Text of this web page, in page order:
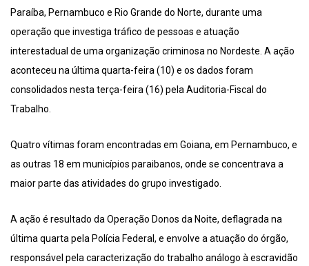
Paraíba, Pernambuco e Rio Grande do Norte, durante uma
operação que investiga tráfico de pessoas e atuação
interestadual de uma organização criminosa no Nordeste. A ação
aconteceu na última quarta-feira (10) e os dados foram
consolidados nesta terça-feira (16) pela Auditoria-Fiscal do
Trabalho.
Quatro vítimas foram encontradas em Goiana, em Pernambuco, e
as outras 18 em municípios paraibanos, onde se concentrava a
maior parte das atividades do grupo investigado.
A ação é resultado da Operação Donos da Noite, deflagrada na
última quarta pela Polícia Federal, e envolve a atuação do órgão,
responsável pela caracterização do trabalho análogo à escravidão